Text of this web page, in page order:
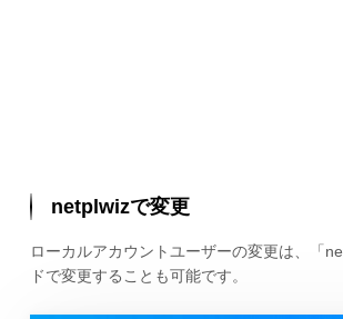
netplwizで変更
ローカルアカウントユーザーの変更は、「
ドで変更することも可能です。